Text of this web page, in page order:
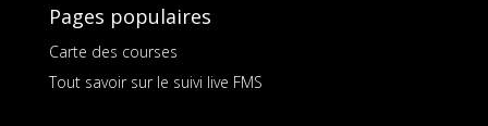
Pages populaires
Carte des courses
Tout savoir sur le suivi live FMS